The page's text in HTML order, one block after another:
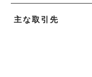
主な取引先